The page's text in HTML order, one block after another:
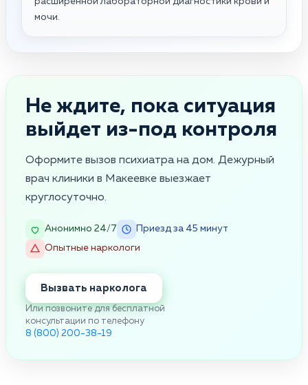
мочи.
Не ждите, пока ситуация
выйдет из-под контроля
Оформите вызов психиатра на дом. Дежурный
врач клиники в Макеевке выезжает
круглосуточно.
Анонимно 24/7
Приезд за 45 минут
Опытные наркологи
Вызвать нарколога
Или позвоните для бесплатной
консультации по телефону
8 (800) 200-38-19